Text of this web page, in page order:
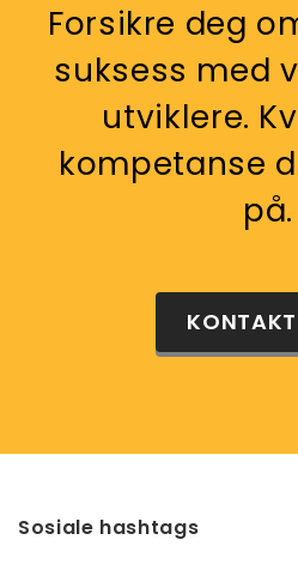
Forsikre deg
suksess med
utviklere.
kompetanse
på.
Sosiale hashtags